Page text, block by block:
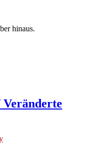
hinaus.
Veränderte